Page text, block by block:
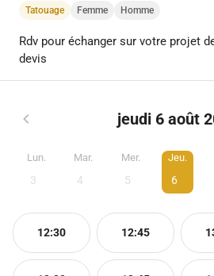
Tatouage Femme Homme
Rdv pour échanger sur votre projet
devis
jeudi 6 août
Lun.
3
Mar.
4
Mer.
5
Jeu.
6
12:30 12:45